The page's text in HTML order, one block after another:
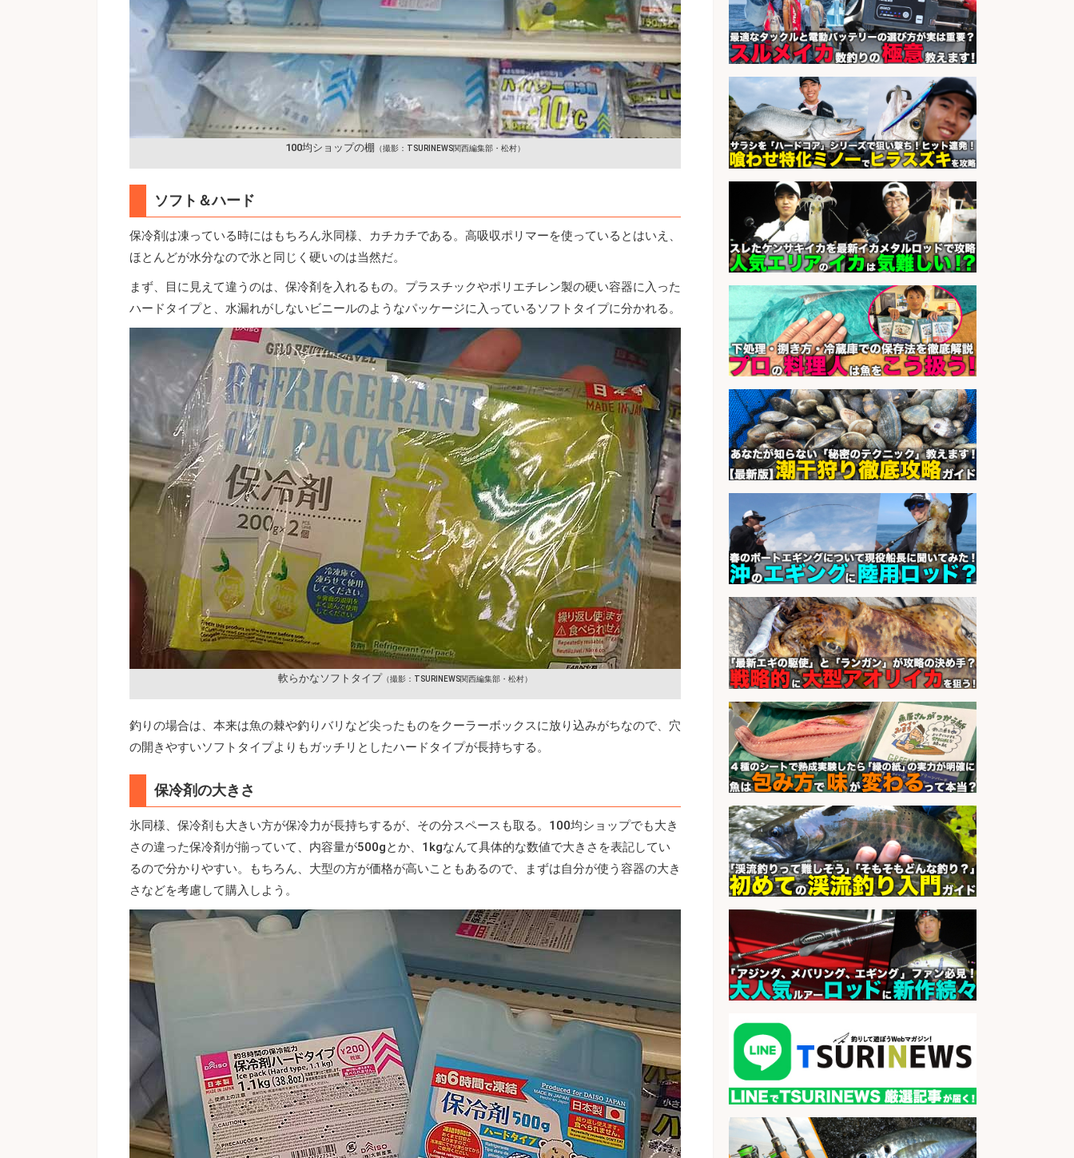
100均ショップの棚 （撮影：TSURINEWS関西編集部・松村）
ソフト＆ハード
保冷剤は凍っている時にはもちろん氷同様、カチカチである。高吸収ポリマーを使っているとはいえ、
ほとんどが水分なので氷と同じく硬いのは当然だ。
まず、目に見えて違うのは、保冷剤を入れるもの。プラスチックやポリエチレン製の硬い容器に入った
ハードタイプと、水漏れがしないビニールのようなパッケージに入っているソフトタイプに分かれる。
軟らかなソフトタイプ （撮影：TSURINEWS関西編集部・松村）
釣りの場合は、本来は魚の棘や釣りバリなど尖ったものをクーラーボックスに放り込みがちなので、穴
の開きやすいソフトタイプよりもガッチリとしたハードタイプが長持ちする。
保冷剤の大きさ
氷同様、保冷剤も大きい方が保冷力が長持ちするが、その分スペースも取る。100均ショップでも大き
さの違った保冷剤が揃っていて、内容量が500gとか、1kgなんて具体的な数値で大きさを表記してい
るので分かりやすい。もちろん、大型の方が価格が高いこともあるので、まずは自分が使う容器の大き
さなどを考慮して購入しよう。
会社名 株式会社ホットスタッフ鹿児島
sponsored by 求人ボックス
さらに求人情報を見る